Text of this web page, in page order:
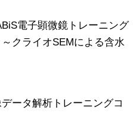
電子顕微鏡トレーニング
クライオSEMによる含水
ータ解析トレーニングコ